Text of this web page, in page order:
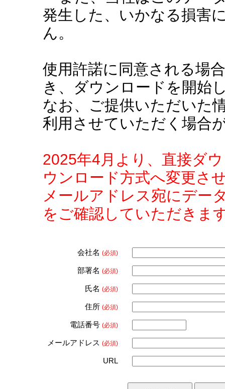
発生した、いかなる損害
ん。
使用許諾に同意される場
き、ダウンロードを開始
なお、ご提供いただいた
利用させていただく場合
2025年4月より、直接ダ
ウンロード方式へ変更さ
メールアドレス宛にデー
をご確認していただきま
会社名 (必須)
部署名 (必須)
氏名 (必須)
住所 (必須)
電話番号 (必須)
メールアドレス (必須)
URL